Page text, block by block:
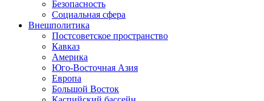
Безопасность
Социальная сфера
Внешполитика
Постсоветское пространство
Кавказ
Америка
Юго-Восточная Азия
Европа
Большой Восток